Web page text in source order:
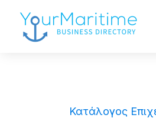
Κατάλογος